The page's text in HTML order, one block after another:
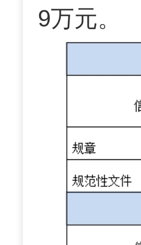
9万元。